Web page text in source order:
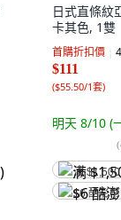
日式直條紋
卡其色, 1雙
首購折扣價
$111
($55.50/1套)
明天 8/10 (
(
满
$6 酷澎